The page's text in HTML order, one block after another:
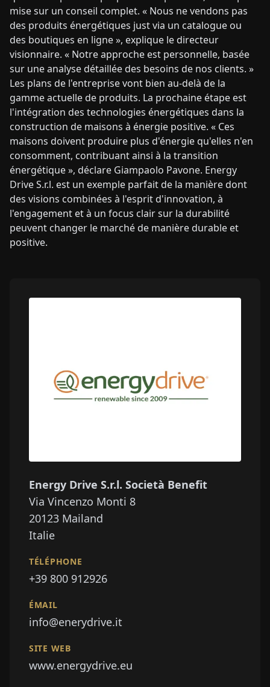
mise sur un conseil complet. « Nous ne vendons pas
des produits énergétiques just via un catalogue ou
des boutiques en ligne », explique le directeur
visionnaire. « Notre approche est personnelle, basée
sur une analyse détaillée des besoins de nos clients. »
Les plans de l'entreprise vont bien au-delà de la
gamme actuelle de produits. La prochaine étape est
l'intégration des technologies énergétiques dans la
construction de maisons à énergie positive. « Ces
maisons doivent produire plus d'énergie qu'elles n'en
consomment, contribuant ainsi à la transition
énergétique », déclare Giampaolo Pavone. Energy
Drive S.r.l. est un exemple parfait de la manière dont
des visions combinées à l'esprit d'innovation, à
l'engagement et à un focus clair sur la durabilité
peuvent changer le marché de manière durable et
positive.
Energy Drive S.r.l. Società Benefit
Via Vincenzo Monti 8
20123 Mailand
Italie
TÉLÉPHONE
+39 800 912926
ÉMAIL
info@enerydrive.it
SITE WEB
www.energydrive.eu